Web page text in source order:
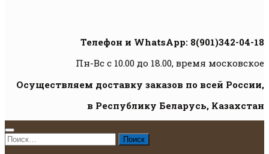
Телефон и WhatsApp: 8(901)342-04-18
Пн-Вс с 10.00 до 18.00, время московское
Осуществляем доставку заказов по всей России,
в Республику Беларусь, Казахстан
Найти: